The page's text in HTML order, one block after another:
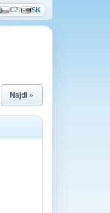
CZ/ SK
Najdi »